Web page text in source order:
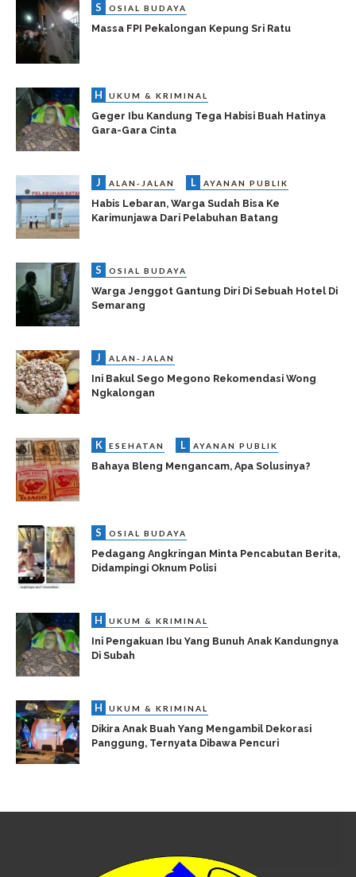
S OSIAL BUDAYA
Massa FPI Pekalongan Kepung Sri Ratu
H UKUM & KRIMINAL
Geger Ibu Kandung Tega Habisi Buah Hatinya
Gara-Gara Cinta
J ALAN-JALAN L AYANAN PUBLIK
Habis Lebaran, Warga Sudah Bisa Ke
Karimunjawa Dari Pelabuhan Batang
S OSIAL BUDAYA
Warga Jenggot Gantung Diri Di Sebuah Hotel Di
Semarang
J ALAN-JALAN
Ini Bakul Sego Megono Rekomendasi Wong
Ngkalongan
K ESEHATAN L AYANAN PUBLIK
Bahaya Bleng Mengancam, Apa Solusinya?
S OSIAL BUDAYA
Pedagang Angkringan Minta Pencabutan Berita,
Didampingi Oknum Polisi
H UKUM & KRIMINAL
Ini Pengakuan Ibu Yang Bunuh Anak Kandungnya
Di Subah
H UKUM & KRIMINAL
Dikira Anak Buah Yang Mengambil Dekorasi
Panggung, Ternyata Dibawa Pencuri